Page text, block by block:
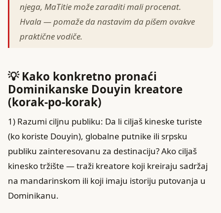
njega, MaTitie može zaraditi mali procenat.
Hvala — pomaže da nastavim da pišem ovakve
praktične vodiče.
💡 Kako konkretno pronaći
Dominikanske Douyin kreatore
(korak-po-korak)
1) Razumi ciljnu publiku: Da li ciljaš kineske turiste
(ko koriste Douyin), globalne putnike ili srpsku
publiku zainteresovanu za destinaciju? Ako ciljaš
kinesko tržište — traži kreatore koji kreiraju sadržaj
na mandarinskom ili koji imaju istoriju putovanja u
Dominikanu.